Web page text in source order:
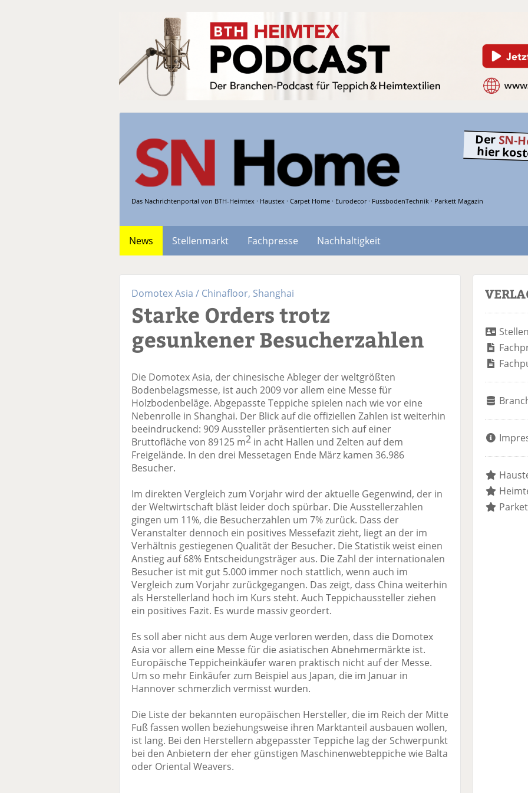
Das Nachrichtenportal von BTH-Heimtex · Haustex · Carpet Home · Eurodecor · FussbodenTechnik · Parkett Magazin
Der SN-
hier
News Stellenmarkt Fachpresse
Nachhaltigkeit
Domotex Asia / Chinafloor, Shanghai
Starke Orders trotz
gesunkener Besucherzahlen
Die Domotex Asia, der chinesische Ableger der weltgrößten
Bodenbelagsmesse, ist auch 2009 vor allem eine Messe für
Holzbodenbeläge. Abgepasste Teppiche spielen nach wie vor eine
Nebenrolle in Shanghai. Der Blick auf die offiziellen Zahlen ist weiterhin
beeindruckend: 909 Aussteller präsentierten sich auf einer
Bruttofläche von 89125 m2 in acht Hallen und Zelten auf dem
Freigelände. In den drei Messetagen Ende März kamen 36.986
Besucher.
Im direkten Vergleich zum Vorjahr wird der aktuelle Gegenwind, der in
der Weltwirtschaft bläst leider doch spürbar. Die Ausstellerzahlen
gingen um 11%, die Besucherzahlen um 7% zurück. Dass der
Veranstalter dennoch ein positives Messefazit zieht, liegt an der im
Verhältnis gestiegenen Qualität der Besucher. Die Statistik weist einen
Anstieg auf 68% Entscheidungsträger aus. Die Zahl der internationalen
Besucher ist mit gut 5.000 immer noch stattlich, wenn auch im
Vergleich zum Vorjahr zurückgegangen. Das zeigt, dass China weiterhin
als Herstellerland hoch im Kurs steht. Auch Teppichaussteller ziehen
ein positives Fazit. Es wurde massiv geordert.
Es soll aber nicht aus dem Auge verloren werden, dass die Domotex
Asia vor allem eine Messe für die asiatischen Abnehmermärkte ist.
Europäische Teppicheinkäufer waren praktisch nicht auf der Messe.
Um so mehr Einkäufer zum Beispiel aus Japan, die im Januar in
Hannover schmerzlich vermisst wurden.
Die Liste der bekannten europäischen Hersteller, die im Reich der Mitte
Fuß fassen wollen beziehungsweise ihren Marktanteil ausbauen wollen,
ist lang. Bei den Herstellern abgepasster Teppiche lag der Schwerpunkt
bei den Anbietern der eher günstigen Maschinenwebteppiche wie Balta
oder Oriental Weavers.